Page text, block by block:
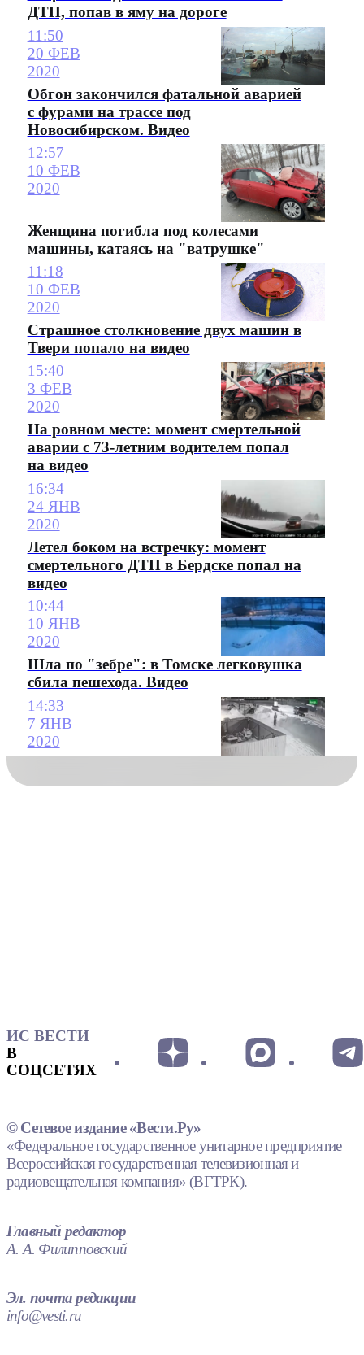
ДТП, попав в яму на дороге
11:50
20 ФЕВ
2020
Обгон закончился фатальной аварией
с фурами на трассе под
Новосибирском. Видео
12:57
10 ФЕВ
2020
Женщина погибла под колесами
машины, катаясь на "ватрушке"
11:18
10 ФЕВ
2020
Страшное столкновение двух машин в
Твери попало на видео
15:40
3 ФЕВ
2020
На ровном месте: момент смертельной
аварии с 73-летним водителем попал
на видео
16:34
24 ЯНВ
2020
Летел боком на встречку: момент
смертельного ДТП в Бердске попал на
видео
10:44
10 ЯНВ
2020
Шла по "зебре": в Томске легковушка
сбила пешехода. Видео
14:33
7 ЯНВ
2020
ИС ВЕСТИ
В
СОЦСЕТЯХ
© Сетевое издание «Вести.Ру»
«Федеральное государственное унитарное предприятие
Всероссийская государственная телевизионная и
радиовещательная компания» (ВГТРК).
Главный редактор
А. А. Филипповский
Эл. почта редакции
info@vesti.ru